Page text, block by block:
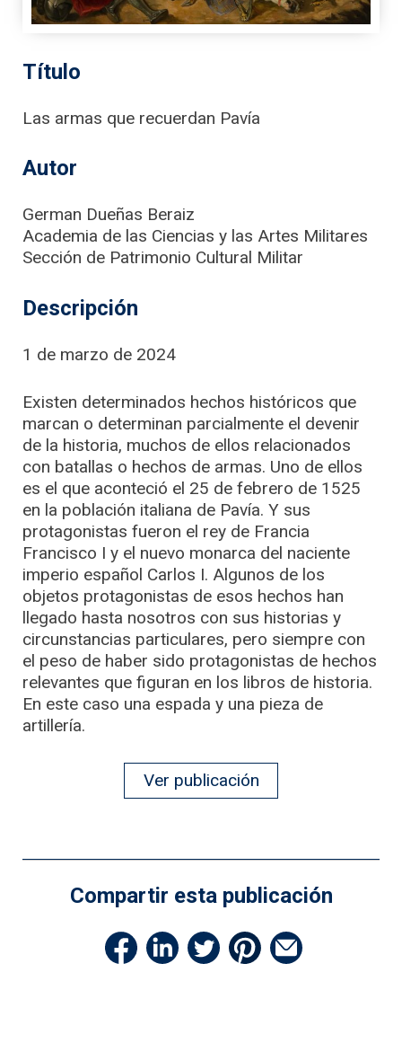
Título
Las armas que recuerdan Pavía
Autor
German Dueñas Beraiz
Academia de las Ciencias y las Artes Militares
Sección de Patrimonio Cultural Militar
Descripción
1 de marzo de 2024
Existen determinados hechos históricos que
marcan o determinan parcialmente el devenir
de la historia, muchos de ellos relacionados
con batallas o hechos de armas. Uno de ellos
es el que aconteció el 25 de febrero de 1525
en la población italiana de Pavía. Y sus
protagonistas fueron el rey de Francia
Francisco I y el nuevo monarca del naciente
imperio español Carlos I. Algunos de los
objetos protagonistas de esos hechos han
llegado hasta nosotros con sus historias y
circunstancias particulares, pero siempre con
el peso de haber sido protagonistas de hechos
relevantes que figuran en los libros de historia.
En este caso una espada y una pieza de
artillería.
Ver publicación
Compartir esta publicación